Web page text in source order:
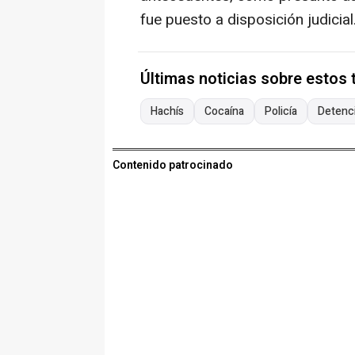
fue puesto a disposición judicial.
Últimas noticias sobre estos
Hachís Cocaína Policía
Contenido patrocinado